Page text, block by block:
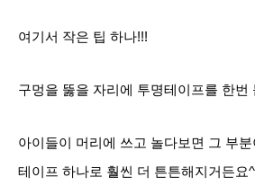
여기서 작은 팁 하나!!!
구멍을 뚫을 자리에 투명테이프를 한번
아이들이 머리에 쓰고 놀다보면 그 부
테이프 하나로 훨씬 더 튼튼해지거든요